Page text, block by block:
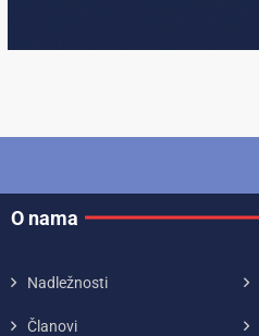
O nama
Nadležnosti
Članovi